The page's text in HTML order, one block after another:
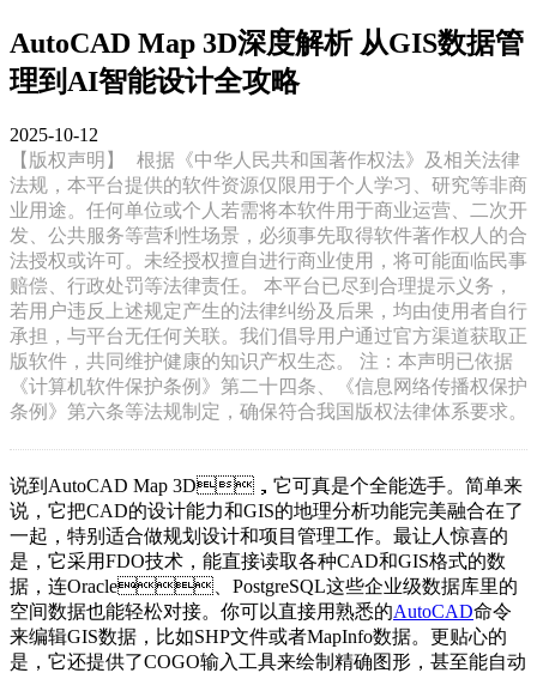
AutoCAD Map 3D深度解析 从GIS数据管
理到AI智能设计全攻略
2025-10-12
【版权声明】
根据《中华人民共和国著作权法》及相关法律
法规，本平台提供的软件资源仅限用于个人学习、研究等非商
业用途。任何单位或个人若需将本软件用于商业运营、二次开
发、公共服务等营利性场景，必须事先取得软件著作权人的合
法授权或许可。未经授权擅自进行商业使用，将可能面临民事
赔偿、行政处罚等法律责任。 本平台已尽到合理提示义务，
若用户违反上述规定产生的法律纠纷及后果，均由使用者自行
承担，与平台无任何关联。我们倡导用户通过官方渠道获取正
版软件，共同维护健康的知识产权生态。 注：本声明已依据
《计算机软件保护条例》第二十四条、《信息网络传播权保护
条例》第六条等法规制定，确保符合我国版权法律体系要求。
说到AutoCAD Map 3D，它可真是个全能选手。简单来
说，它把CAD的设计能力和GIS的地理分析功能完美融合在了
一起，特别适合做规划设计和项目管理工作。最让人惊喜的
是，它采用FDO技术，能直接读取各种CAD和GIS格式的数
据，连Oracle、PostgreSQL这些企业级数据库里的
空间数据也能轻松对接。你可以直接用熟悉的AutoCAD命令
来编辑GIS数据，比如SHP文件或者MapInfo数据。更贴心的
是，它还提供了COGO输入工具来绘制精确图形，甚至能自动